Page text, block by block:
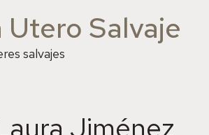
Utero Salvaje
salvajes